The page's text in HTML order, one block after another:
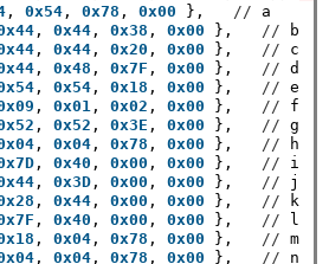
, 0x54, 0x78 , 0x00 }, // a
, 0x44, 0x38 , 0x00 }, // b
, 0x44, 0x20 , 0x00 }, // c
, 0x48 , 0x7F , 0x00 }, // d
, 0x54, 0x18 , 0x00 }, // e
, 0x01 , 0x02 , 0x00 }, // f
, 0x52 , 0x3E , 0x00 }, // g
, 0x04, 0x78 , 0x00 }, // h
, 0x40 , 0x00 , 0x00 }, // i
, 0x3D, 0x00 , 0x00 }, // j
, 0x44, 0x00 , 0x00 }, // k
, 0x40 , 0x00 , 0x00 }, // l
, 0x04, 0x78 , 0x00 }, // m
, 0x04, 0x78 , 0x00 }, // n